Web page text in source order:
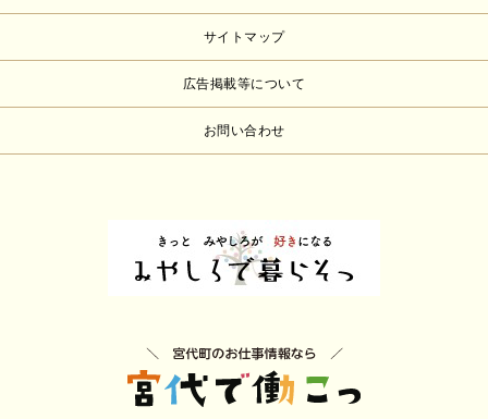
サイトマップ
広告掲載等について
お問い合わせ